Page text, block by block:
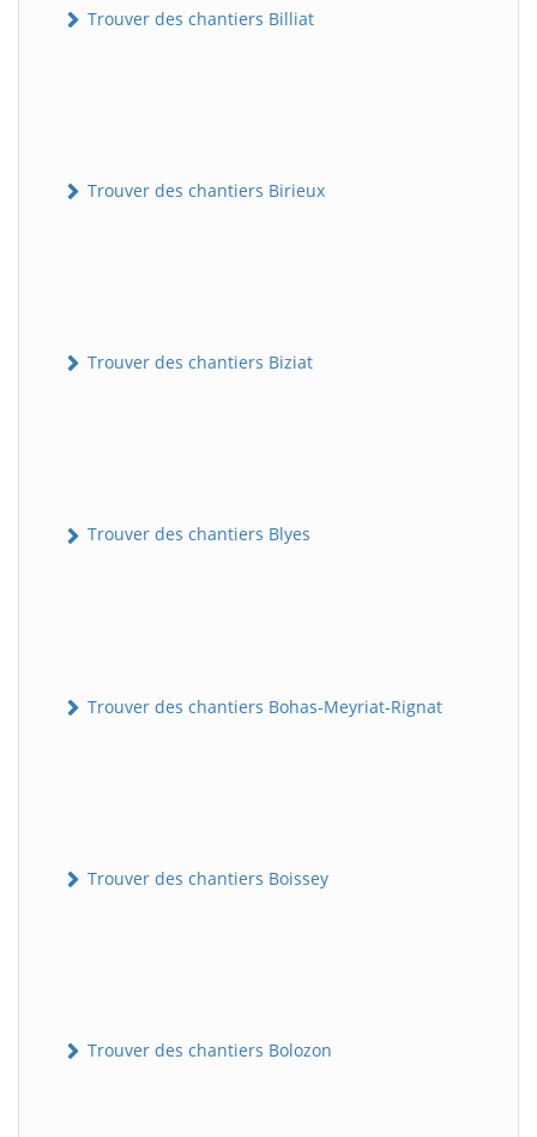
Trouver des chantiers Billiat
Trouver des chantiers Birieux
Trouver des chantiers Biziat
Trouver des chantiers Blyes
Trouver des chantiers Bohas-Meyriat-Rignat
Trouver des chantiers Boissey
Trouver des chantiers Bolozon